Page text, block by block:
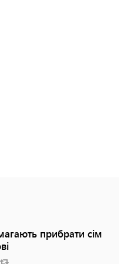
прибрати сім